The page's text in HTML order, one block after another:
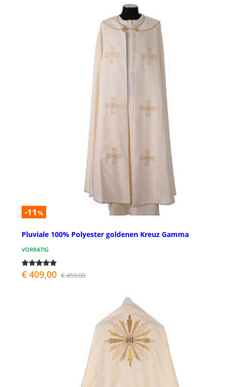
-11 %
Pluviale 100% Polyester goldenen Kreuz Gamma
VORRÄTIG
€ 409,00 € 459,00